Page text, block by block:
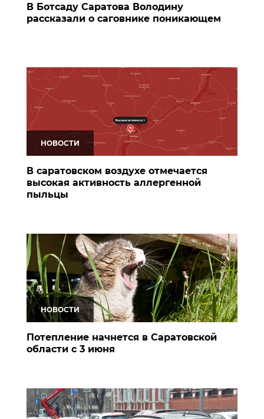
В Ботсаду Саратова Володину
рассказали о саговнике поникающем
НОВОСТИ
В саратовском воздухе отмечается
высокая активность аллергенной
пыльцы
НОВОСТИ
Потепление начнется в Саратовской
области с 3 июня